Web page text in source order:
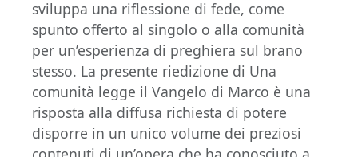
sviluppa una riflessione di fede, come
spunto offerto al singolo o alla comunità
per un’esperienza di preghiera sul brano
stesso. La presente riedizione di Una
comunità legge il Vangelo di Marco è una
risposta alla diffusa richiesta di potere
disporre in un unico volume dei preziosi